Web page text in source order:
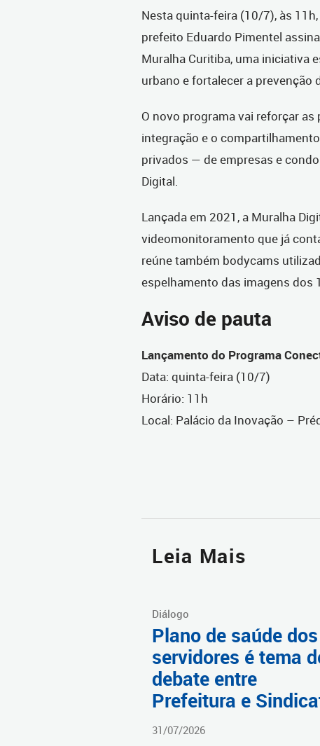
Nesta quinta-feira (10/7), às
prefeito Eduardo Pimentel
Muralha Curitiba, uma iniciativa
urbano e fortalecer a prevenção
O novo programa vai reforçar
integração e o
privados — de empresas e
Digital.
Lançada em 2021, a Muralha
videomonitoramento que já
reúne também bodycams
espelhamento das imagens dos
Aviso de pauta
Lançamento do Programa
Data: quinta-feira (10/7)
Horário: 11h
Local: Palácio da Inovação –
Leia Mais
Diálogo
Plano de saúde dos
servidores é tema
debate entre
Prefeitura e
31/07/2026